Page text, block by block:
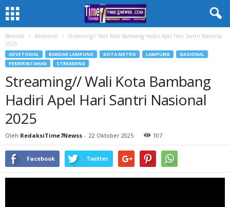
Beranda Advetorial
Streaming// Wali Kota Bambang Hadiri Apel Hari Santri Nasional
2025
ADVETORIAL BANDAR LAMPUNG KOTA METRO LAMPUNG
NASIONAL
PEMERINTAHAN
STREAMING
Streaming// Wali Kota Bambang
Hadiri Apel Hari Santri Nasional
2025
Oleh RedaksiTime7Newss - 22 Oktober 2025 107
Facebook Twitter